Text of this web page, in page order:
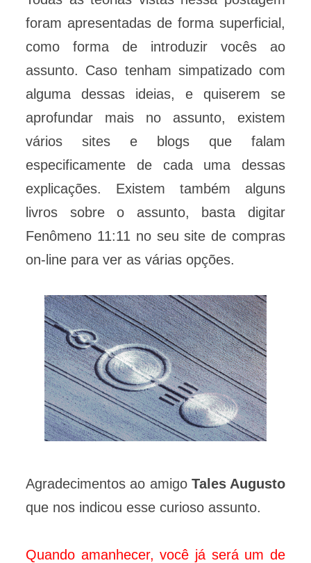
foram apresentadas de forma superficial,
como forma de introduzir vocês ao
assunto. Caso tenham simpatizado com
alguma dessas ideias, e quiserem se
aprofundar mais no assunto, existem
vários sites e blogs que falam
especificamente de cada uma dessas
explicações. Existem também alguns
livros sobre o assunto, basta digitar
Fenômeno 11:11 no seu site de compras
on-line para ver as várias opções.
Agradecimentos ao amigo Tales Augusto
que nos indicou esse curioso assunto.
Quando amanhecer, você já será um de